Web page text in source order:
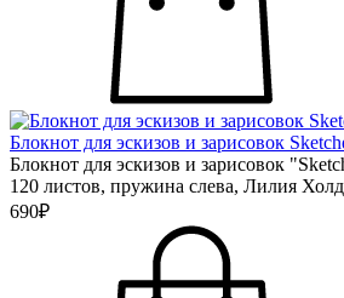
Блокнот для эскизов и зарисовок
Блокнот для эскизов и зарисовок
120 листов, пружина слева, Лилия
690₽